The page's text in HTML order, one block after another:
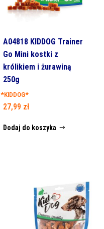
A04818 KIDDOG Trainer
Go Mini kostki z
królikiem i żurawiną
250g
*KIDDOG*
27,99 zł
Dodaj do koszyka